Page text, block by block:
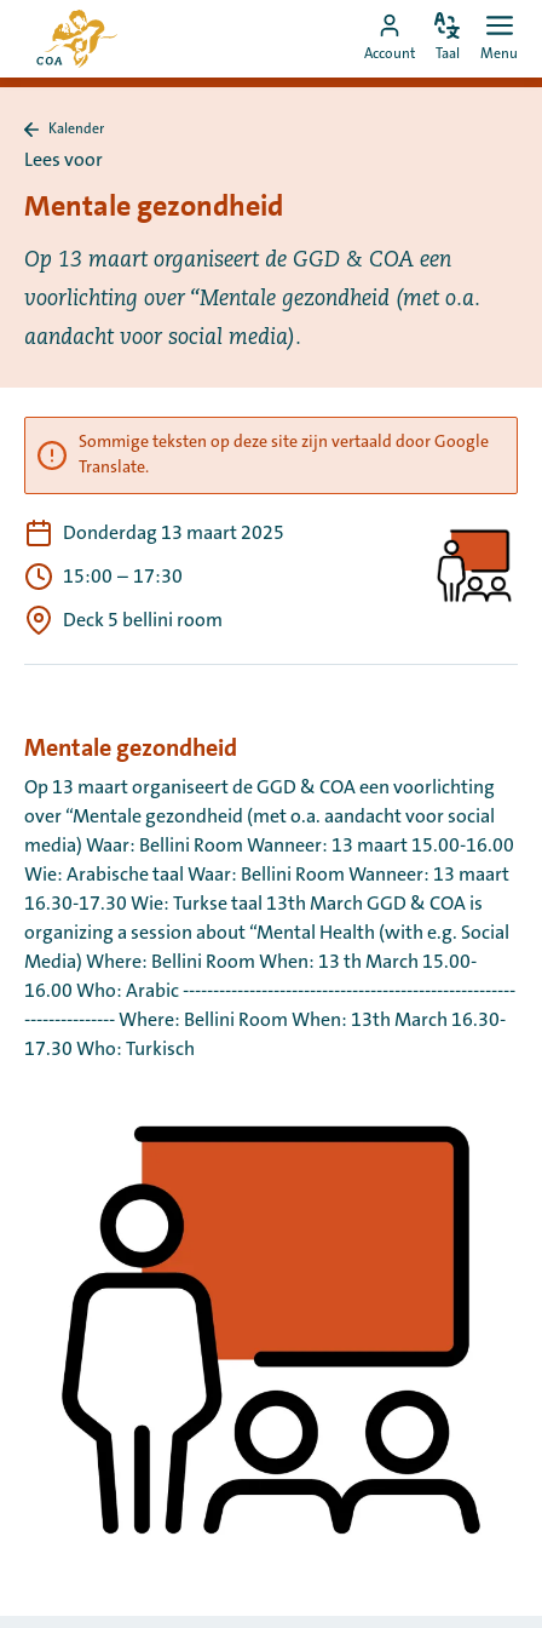
naar
content
Naar
de
startpagina
MyCOA
Ga
naar
Account
Pas
taal
Taal Menu
naar
Kalender
Lees voor
Mentale gezondheid
Op 13 maart organiseert de GGD & COA een
voorlichting over “Mentale gezondheid (met o.a.
aandacht voor social media).
Sommige teksten op deze site zijn vertaald door Google
Translate.
Donderdag 13 maart 2025
15:00 – 17:30
Deck 5 bellini room
Mentale gezondheid
Op 13 maart organiseert de GGD & COA een voorlichting
over “Mentale gezondheid (met o.a. aandacht voor social
media) Waar: Bellini Room Wanneer: 13 maart 15.00-16.00
Wie: Arabische taal Waar: Bellini Room Wanneer: 13 maart
16.30-17.30 Wie: Turkse taal 13th March GGD & COA is
organizing a session about “Mental Health (with e.g. Social
Media) Where: Bellini Room When: 13 th March 15.00-
16.00 Who: Arabic -------------------------------------------------------
--------------- Where: Bellini Room When: 13th March 16.30-
17.30 Who: Turkisch